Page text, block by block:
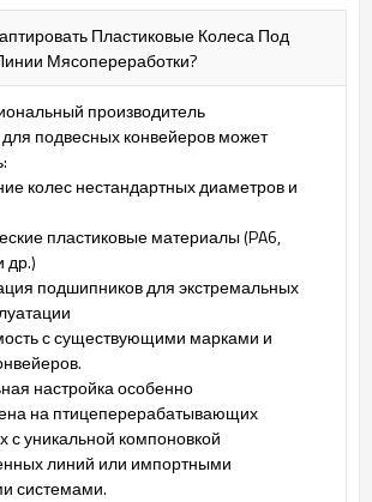
Пластиковые Колеса Под
Мясопереработки?
производитель
подвесных конвейеров может
колес нестандартных диаметров и
пластиковые материалы (PA6,
др.)
подшипников для экстремальных
с существующими марками и
настройка особенно
на птицеперерабатывающих
с уникальной компоновкой
линий или импортными
системами.